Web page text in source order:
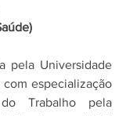
pela Universidade
com especialização
Trabalho pela